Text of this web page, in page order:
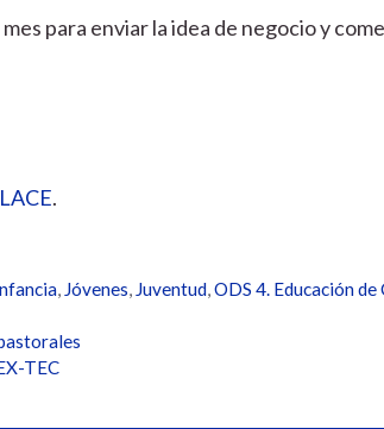
para enviar la idea de negocio y
.
, Jóvenes, Juventud,ODS 4. Educación de
TEC